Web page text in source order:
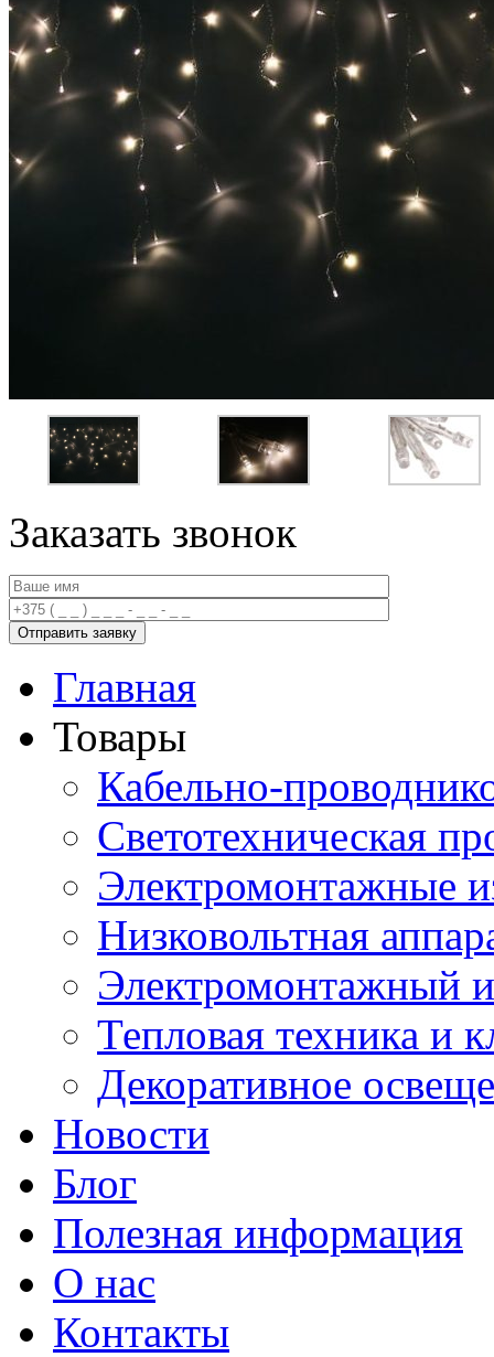
Заказать звонок
Главная
Товары
Кабельно-
Светотехническая
Электромонтажные
Низковольтная
Электромонтажный
Тепловая техника и
Декоративное
Новости
Блог
Полезная информация
О нас
Контакты